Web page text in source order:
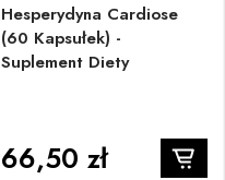
Hesperydyna Cardiose
(60 Kapsułek) -
Suplement Diety
66,50 zł